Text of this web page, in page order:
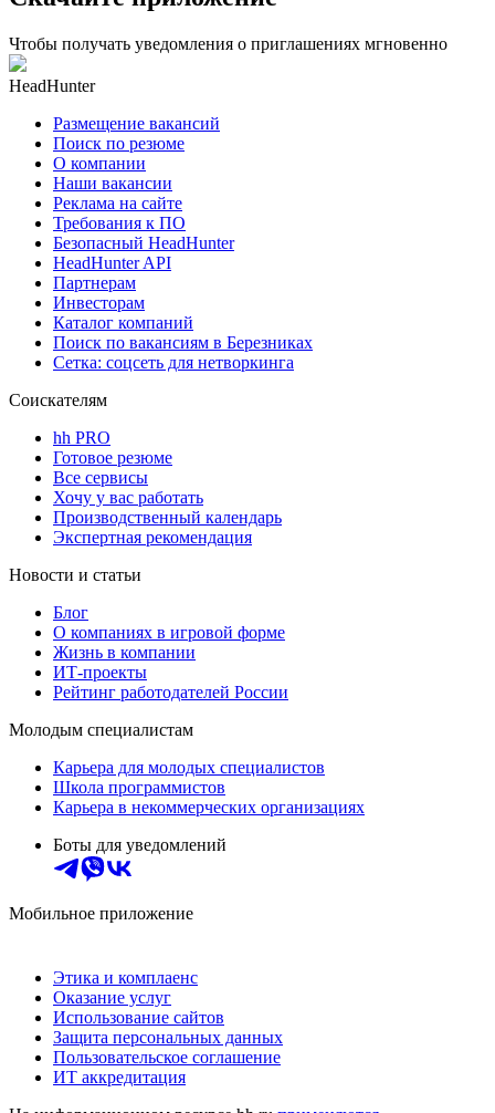
Чтобы получать уведомления о приглашениях мгновенно
HeadHunter
Размещение вакансий
Поиск по резюме
О компании
Наши вакансии
Реклама на сайте
Требования к ПО
Безопасный HeadHunter
HeadHunter API
Партнерам
Инвесторам
Каталог компаний
Поиск по вакансиям в Березниках
Сетка: соцсеть для нетворкинга
Соискателям
hh PRO
Готовое резюме
Все сервисы
Хочу у вас работать
Производственный календарь
Экспертная рекомендация
Новости и статьи
Блог
О компаниях в игровой форме
Жизнь в компании
ИТ-проекты
Рейтинг работодателей России
Молодым специалистам
Карьера для молодых специалистов
Школа программистов
Карьера в некоммерческих организациях
Боты для уведомлений
Мобильное приложение
Этика и комплаенс
Оказание услуг
Использование сайтов
Защита персональных данных
Пользовательское соглашение
ИТ аккредитация